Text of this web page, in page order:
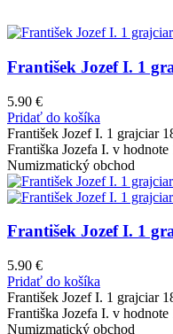
František Jozef I. 1
5.90 €
Pridať do košíka
František Jozef I. 1 grajciar
Františka Jozefa I. v
Numizmatický obchod
František Jozef I. 1
5.90 €
Pridať do košíka
František Jozef I. 1 grajciar
Františka Jozefa I. v
Numizmatický obchod